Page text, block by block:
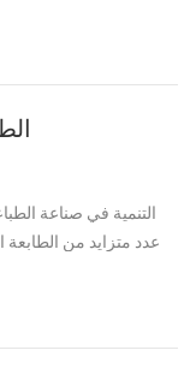
التنمية في صناعة
عدد متزايد من